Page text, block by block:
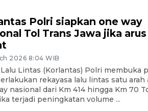
Polri siapkan one way
Tol Trans Jawa jika
2026 8:04 WIB
Lintas (Korlantas) Polri membuka
rekayasa lalu lintas satu arah
nasional dari Km 414 hingga Km 70
terjadi peningkatan volume ...